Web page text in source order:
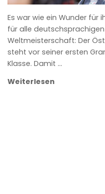
Es war wie ein Wunder für
für alle
Weltmeisterschaft: Der
steht vor seiner ersten
Klasse. Damit …
Weiterlesen